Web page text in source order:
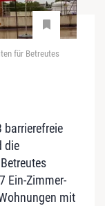
für Betreutes
barrierefreie
die
Ein-Zimmer-
mit